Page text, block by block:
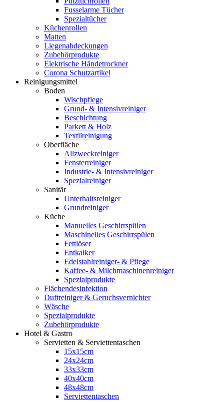
Fusselarme Tücher
Spezialtücher
Küchenrollen
Matten
Liegenabdeckungen
Zubehörprodukte
Elektrische Händetrockner
Corona Schutzartikel
Reinigungsmittel
Boden
Wischpflege
Grund- & Intensivreiniger
Beschichtung
Parkett & Holz
Textilreinigung
Oberfläche
Allzweckreiniger
Fensterreiniger
Industrie- & Intensivreiniger
Spezialreiniger
Sanitär
Unterhaltsreiniger
Grundreiniger
Küche
Manuelles Geschirrspülen
Maschinelles Geschirrspülen
Fettlöser
Entkalker
Edelstahlreiniger- & Pflege
Kaffee- & Milchmaschinenreiniger
Spezialprodukte
Flächendesinfektion
Duftreiniger & Geruchsvernichter
Wäsche
Spezialprodukte
Zubehörprodukte
Hotel & Gastro
Servietten & Serviettentaschen
15x15cm
24x24cm
33x33cm
40x40cm
48x48cm
Serviettentaschen